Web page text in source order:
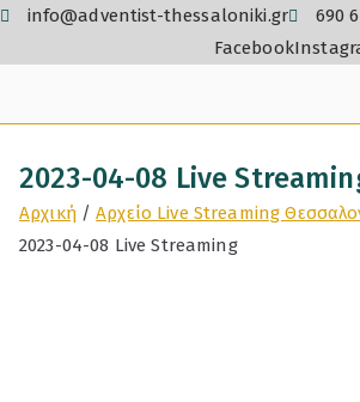
info@adventist-thessaloniki.gr
690
Facebook
2023-04-08 Live
Αρχική
Αρχείο Live Streaming
2023-04-08 Live Streaming